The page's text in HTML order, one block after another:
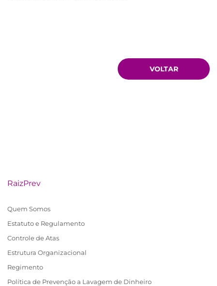
VOLTAR
RaizPrev
Quem Somos
Estatuto e Regulamento
Controle de Atas
Estrutura Organizacional
Regimento
Política de Prevenção a Lavagem de Dinheiro